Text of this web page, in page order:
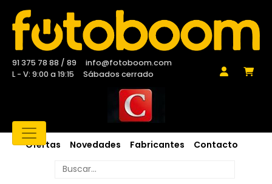
91 375 78 88 / 89
info@fotoboom.com
L - V: 9:00 a 19:15
Sábados cerrado
Ofertas Novedades Fabricantes Contacto